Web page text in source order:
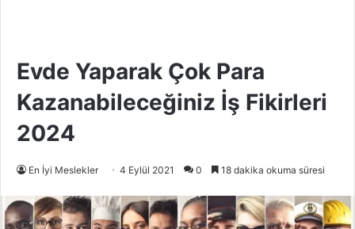
Evde Yaparak Çok Para
Kazanabileceğiniz İş Fikirleri
2024
En İyi Meslekler 4 Eylül 2021 0 18 dakika okuma süresi